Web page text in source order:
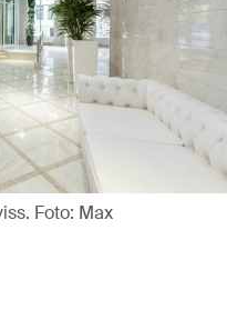
Foto: Max